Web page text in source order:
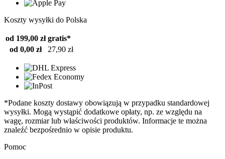
Koszty wysyłki do Polska
od 199,00 zł gratis*
od 0,00 zł
27,90 zł
*Podane koszty dostawy obowiązują w przypadku standardowej
wysyłki. Mogą wystąpić dodatkowe opłaty, np. ze względu na
wagę, rozmiar lub właściwości produktów. Informacje te można
znaleźć bezpośrednio w opisie produktu.
Pomoc